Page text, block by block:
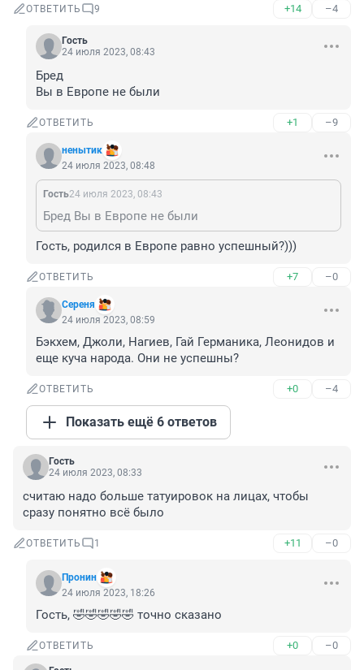
ОТВЕТИТЬ 9 +14 –4
Гость
24 июля 2023, 08:43
Бред
Вы в Европе не были
ОТВЕТИТЬ +1 –9
ненытик
24 июля 2023, 08:48
Гость24 июля 2023, 08:43
Бред Вы в Европе не были
Гость, родился в Европе равно успешный?)))
ОТВЕТИТЬ +7 –0
Сереня
24 июля 2023, 08:59
Бэкхем, Джоли, Нагиев, Гай Германика, Леонидов и
еще куча народа. Они не успешны?
ОТВЕТИТЬ +0 –4
Показать ещё 6 ответов
Гость
24 июля 2023, 08:33
считаю надо больше татуировок на лицах, чтобы
сразу понятно всё было
ОТВЕТИТЬ 1 +11 –0
Пронин
24 июля 2023, 18:26
Гость, 🤣🤣🤣🤣🤣 точно сказано
ОТВЕТИТЬ +0 –0